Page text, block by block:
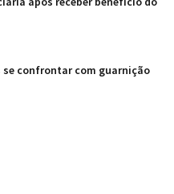
se confrontar com guarnição